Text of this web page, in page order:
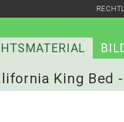
King Bed